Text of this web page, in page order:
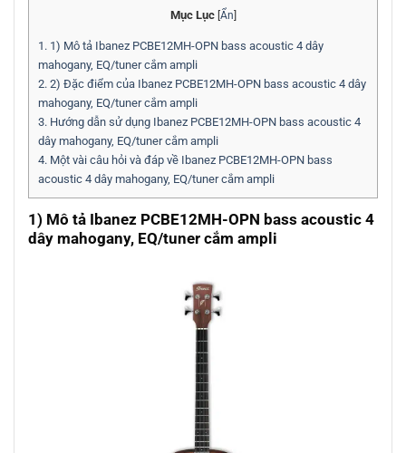
Mục Lục [Ẩn]
1. 1) Mô tả Ibanez PCBE12MH-OPN bass acoustic 4 dây
mahogany, EQ/tuner cắm ampli
2. 2) Đặc điểm của Ibanez PCBE12MH-OPN bass acoustic 4 dây
mahogany, EQ/tuner cắm ampli
3. Hướng dẫn sử dụng Ibanez PCBE12MH-OPN bass acoustic 4
dây mahogany, EQ/tuner cắm ampli
4. Một vài câu hỏi và đáp về Ibanez PCBE12MH-OPN bass
acoustic 4 dây mahogany, EQ/tuner cắm ampli
1) Mô tả Ibanez PCBE12MH-OPN bass acoustic 4
dây mahogany, EQ/tuner cắm ampli